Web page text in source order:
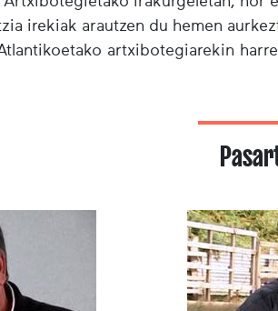
irekiak arautzen du hemen
artxibotegiarekin